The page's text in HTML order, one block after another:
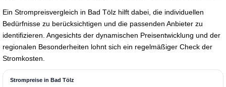
Ein Strompreisvergleich in Bad Tölz hilft dabei, die individuellen
Bedürfnisse zu berücksichtigen und die passenden Anbieter zu
identifizieren. Angesichts der dynamischen Preisentwicklung und der
regionalen Besonderheiten lohnt sich ein regelmäßiger Check der
Stromkosten.
Strompreise in Bad Tölz